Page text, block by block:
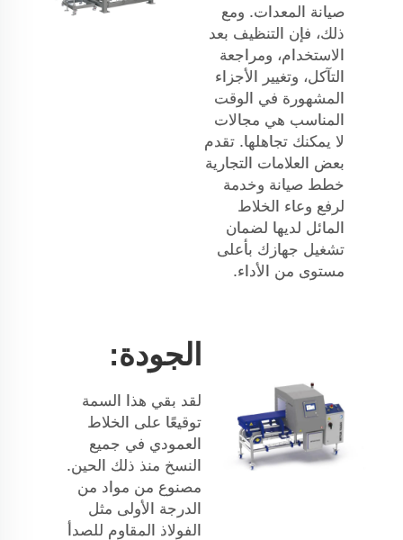
صيانة المعدات. ومع
ذلك، فإن التنظيف بعد
الاستخدام، ومراجعة
التآكل، وتغيير الأجزاء
المشهورة في الوقت
المناسب هي مجالات
لا يمكنك تجاهلها. تقدم
بعض العلامات التجارية
خطط صيانة وخدمة
لرفع وعاء الخلاط
المائل لديها لضمان
تشغيل جهازك بأعلى
مستوى من الأداء.
الجودة:
لقد بقي هذا السمة
توقيعًا على الخلاط
العمودي في جميع
النسخ منذ ذلك الحين.
مصنوع من مواد من
الدرجة الأولى مثل
الفولاذ المقاوم للصدأ